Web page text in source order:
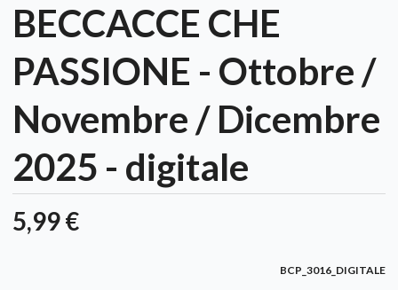
BECCACCE CHE
PASSIONE - Ottobre /
Novembre / Dicembre
2025 - digitale
5,99 €
BCP_3016_DIGITALE